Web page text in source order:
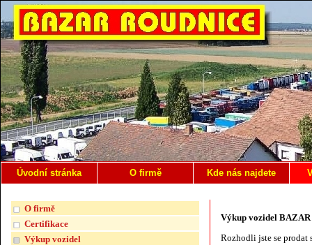
Úvodní stránka O firmě Kde nás najdete
O firmě
Certifikace
Výkup vozidel
Výkup vozidel
Rozhodli jste se prodat